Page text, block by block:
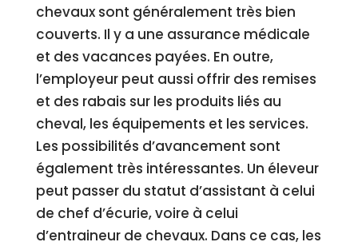
chevaux sont généralement très bien
couverts. Il y a une assurance médicale
et des vacances payées. En outre,
l’employeur peut aussi offrir des remises
et des rabais sur les produits liés au
cheval, les équipements et les services.
Les possibilités d’avancement sont
également très intéressantes. Un éleveur
peut passer du statut d’assistant à celui
de chef d’écurie, voire à celui
d’entraineur de chevaux. Dans ce cas, les